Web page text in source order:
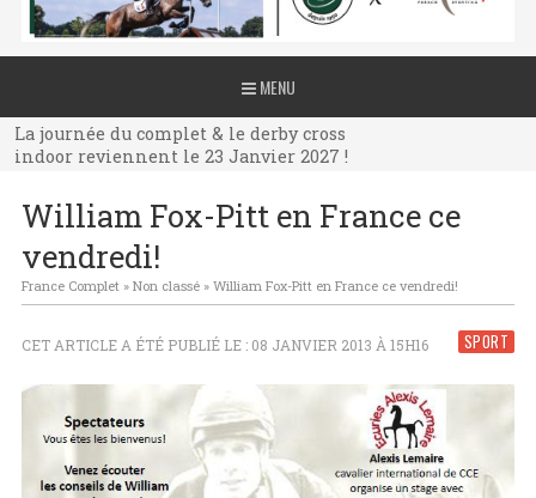
MENU
La journée du complet & le derby cross
indoor reviennent le 23 Janvier 2027 !
La journée du complet & le derby cross
indoor reviennent le 23 Janvier 2027 !
indoor reviennent le 23 Janvier 2027 !
William Fox-Pitt en France ce
vendredi!
France Complet» Non classé» William Fox-Pitt en France ce vendredi!
SPORT
CET ARTICLE A ÉTÉ PUBLIÉ LE : 08 JANVIER 2013 À 15H16